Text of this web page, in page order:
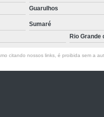
Guarulhos
Sumaré
Rio Grande
citando nossos links, é proibida sem a